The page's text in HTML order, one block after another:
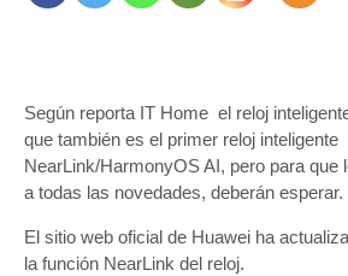
Según reporta IT Home el reloj
que también es el primer reloj inteligente
NearLink/HarmonyOS AI, pero para que
a todas las novedades, deberán esperar.
El sitio web oficial de Huawei ha
la función NearLink del reloj.